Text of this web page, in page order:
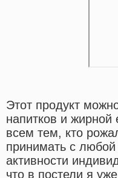
Этот продукт
напитков и жирной
всем тем, кто
принимать с
активности
что в постели я